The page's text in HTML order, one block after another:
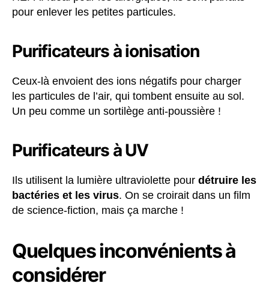
pour enlever les petites particules.
Purificateurs à ionisation
Ceux-là envoient des ions négatifs pour charger
les particules de l’air, qui tombent ensuite au sol.
Un peu comme un sortilège anti-poussière !
Purificateurs à UV
Ils utilisent la lumière ultraviolette pour détruire les
bactéries et les virus. On se croirait dans un film
de science-fiction, mais ça marche !
Quelques inconvénients à
considérer